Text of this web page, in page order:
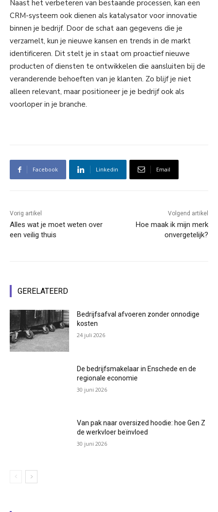
Naast het verbeteren van bestaande processen, kan een
CRM-systeem ook dienen als katalysator voor innovatie
binnen je bedrijf. Door de schat aan gegevens die je
verzamelt, kun je nieuwe kansen en trends in de markt
identificeren. Dit stelt je in staat om proactief nieuwe
producten of diensten te ontwikkelen die aansluiten bij de
veranderende behoeften van je klanten. Zo blijf je niet
alleen relevant, maar positioneer je je bedrijf ook als
voorloper in je branche.
Facebook Linkedin Email
Vorig artikel
Alles wat je moet weten over
een veilig thuis
Volgend artikel
Hoe maak ik mijn merk
onvergetelijk?
GERELATEERD
Bedrijfsafval afvoeren zonder onnodige
kosten
24 juli 2026
De bedrijfsmakelaar in Enschede en de
regionale economie
30 juni 2026
Van pak naar oversized hoodie: hoe Gen Z
de werkvloer beïnvloed
30 juni 2026